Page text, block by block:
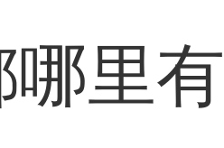
哪里